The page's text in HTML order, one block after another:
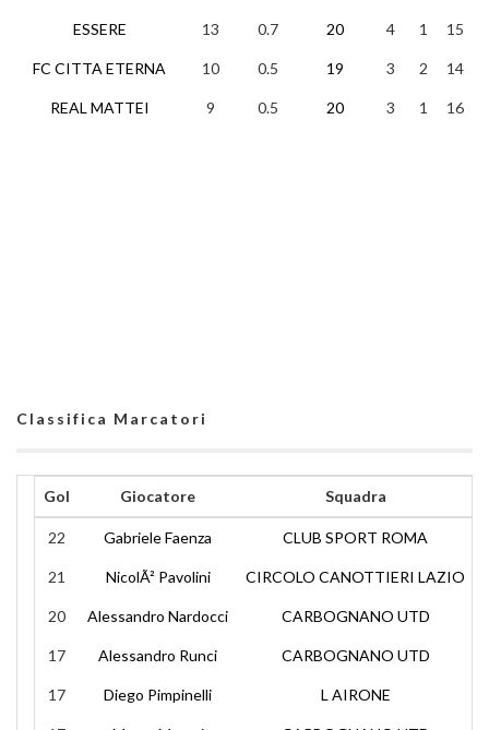
ESSERE
FC CITTA ETERNA
REAL MATTEI
13 0.7 20 4 1 15
10 0.5 19 3 2 14
9 0.5 20 3 1 16
Classifica Marcatori
Gol Giocatore Squadra
22 Gabriele Faenza CLUB SPORT ROMA
21 NicolÃ² Pavolini CIRCOLO CANOTTIERI LAZIO
20 Alessandro Nardocci CARBOGNANO UTD
17 Alessandro Runci CARBOGNANO UTD
17 Diego Pimpinelli L AIRONE